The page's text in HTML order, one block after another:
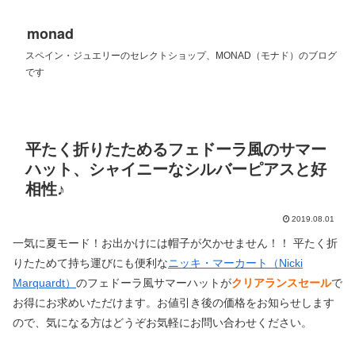
monad
スペイン・ジュエリーのセレクトショップ、MONAD（モナド）のブログ
です
平たく折りたためるフェドーラ風のサマー
ハット、シャイニーなシルバーピアスと好
相性♪
2019.08.01
一気に夏モード！お出かけには帽子が欠かせません！！ 平たく折
りたためて持ち運びにも便利なニッキ・マーカート（Nicki
Marquardt） のフェドーラ風サマーハットがクリアランスセールで
お得にお求めいただけます。お値引き後の価格をお知らせします
ので、気になる方はどうぞお気軽にお問い合わせください。